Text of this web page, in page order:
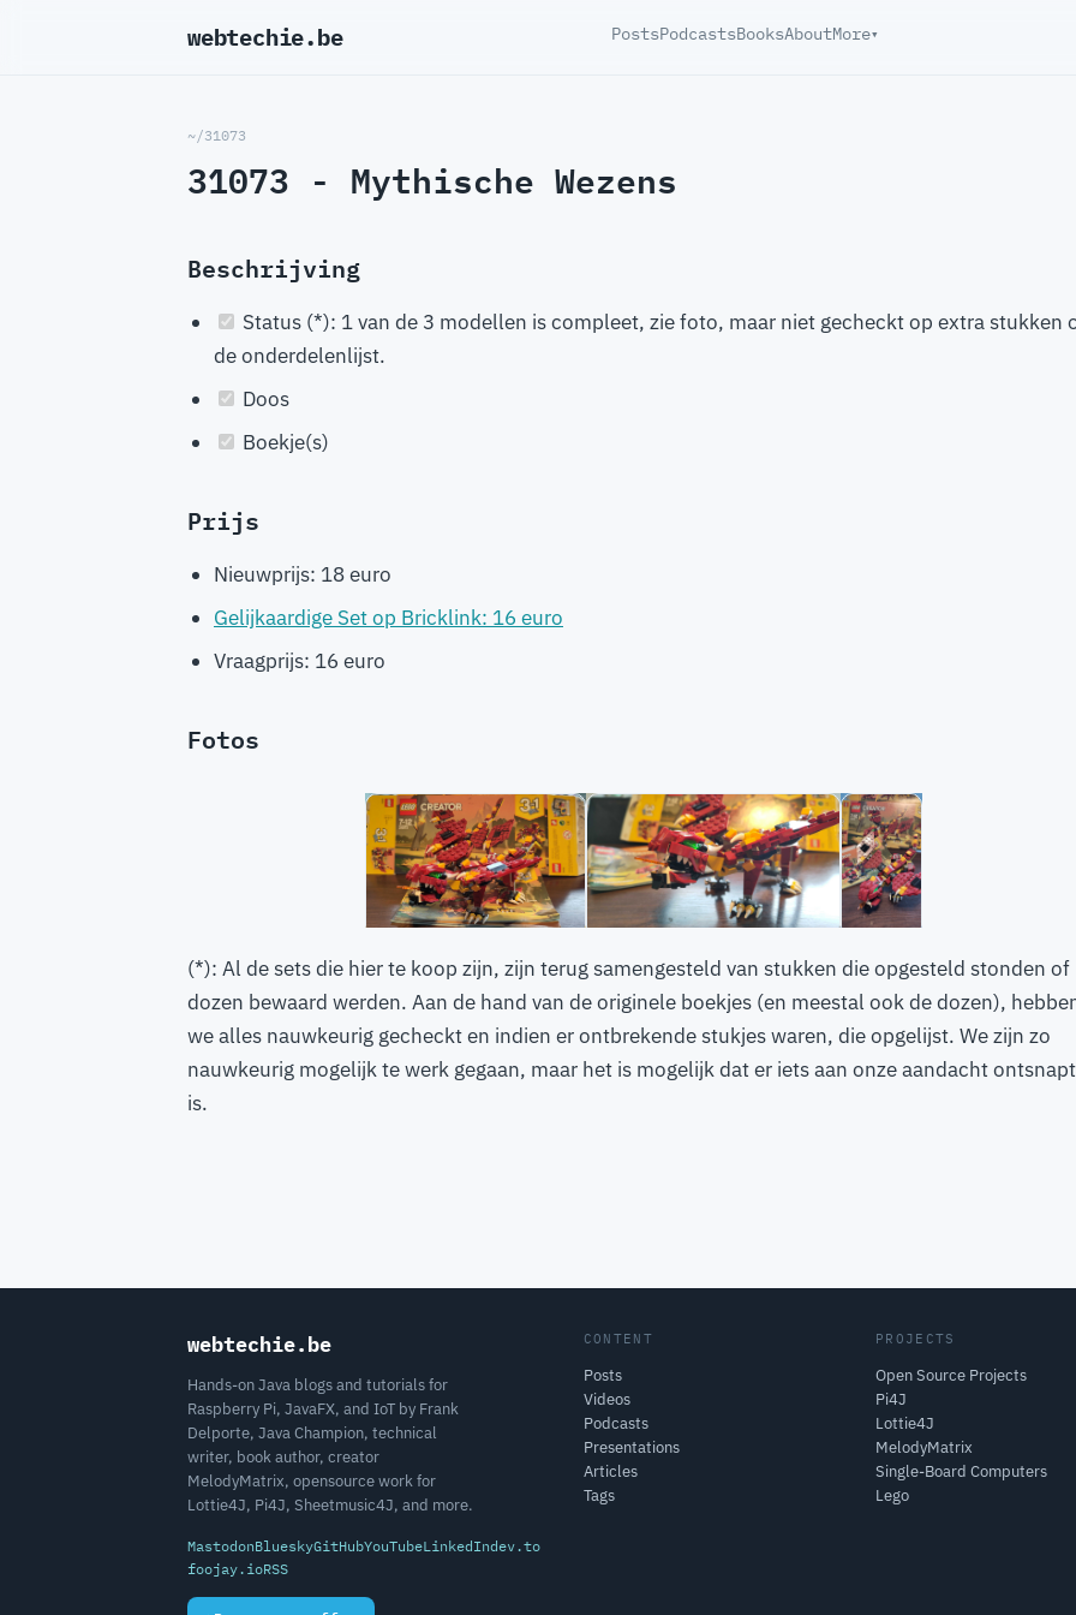
webtechie.be_ PostsPodcastsBooksAboutMore▾
~/31073
31073 - Mythische Wezens
Beschrijving
Status (*): 1 van de 3 modellen is compleet, zie foto, maar niet gecheckt op extra stukken
de onderdelenlijst.
Doos
Boekje(s)
Prijs
Nieuwprijs: 18 euro
Gelijkaardige Set op Bricklink: 16 euro
Vraagprijs: 16 euro
Fotos
(*): Al de sets die hier te koop zijn, zijn terug samengesteld van stukken die opgesteld stonden of
dozen bewaard werden. Aan de hand van de originele boekjes (en meestal ook de dozen),
we alles nauwkeurig gecheckt en indien er ontbrekende stukjes waren, die opgelijst. We zijn zo
nauwkeurig mogelijk te werk gegaan, maar het is mogelijk dat er iets aan onze aandacht ontsnapt
is.
webtechie.be
Hands-on Java blogs and tutorials for
Raspberry Pi, JavaFX, and IoT by Frank
Delporte, Java Champion, technical
writer, book author, creator
MelodyMatrix, opensource work for
Lottie4J, Pi4J, Sheetmusic4J, and more.
MastodonBlueskyGitHubYouTubeLinkedIndev.to
foojay.ioRSS
CONTENT
Posts
Videos
Podcasts
Presentations
Articles
Tags
PROJECTS
Open Source Projects
Pi4J
Lottie4J
MelodyMatrix
Single-Board Computers
Lego